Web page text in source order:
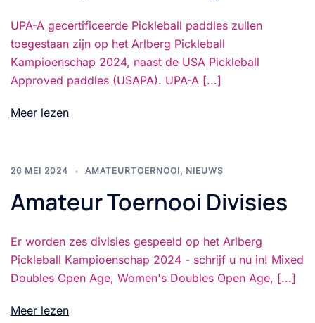
UPA-A gecertificeerde Pickleball paddles zullen
toegestaan zijn op het Arlberg Pickleball
Kampioenschap 2024, naast de USA Pickleball
Approved paddles (USAPA). UPA-A [...]
Meer lezen
26 MEI 2024 AMATEURTOERNOOI, NIEUWS
Amateur Toernooi Divisies
Er worden zes divisies gespeeld op het Arlberg
Pickleball Kampioenschap 2024 - schrijf u nu in! Mixed
Doubles Open Age, Women's Doubles Open Age, [...]
Meer lezen